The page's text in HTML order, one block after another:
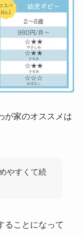
が家のオススメは
やすくて続
ることになって